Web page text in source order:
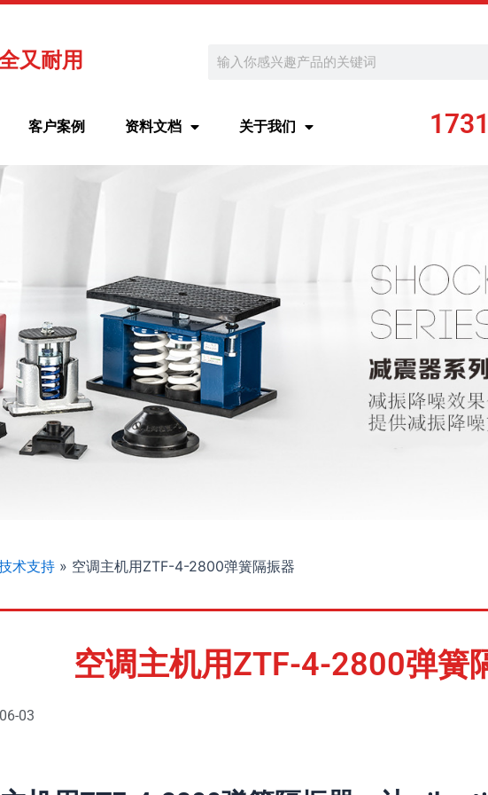
又耐用
客户案例 资料文档 关于我们
术支持 » 空调主机用ZTF-4-2800弹簧隔振器
空调主机用ZTF-4-2800弹簧
03